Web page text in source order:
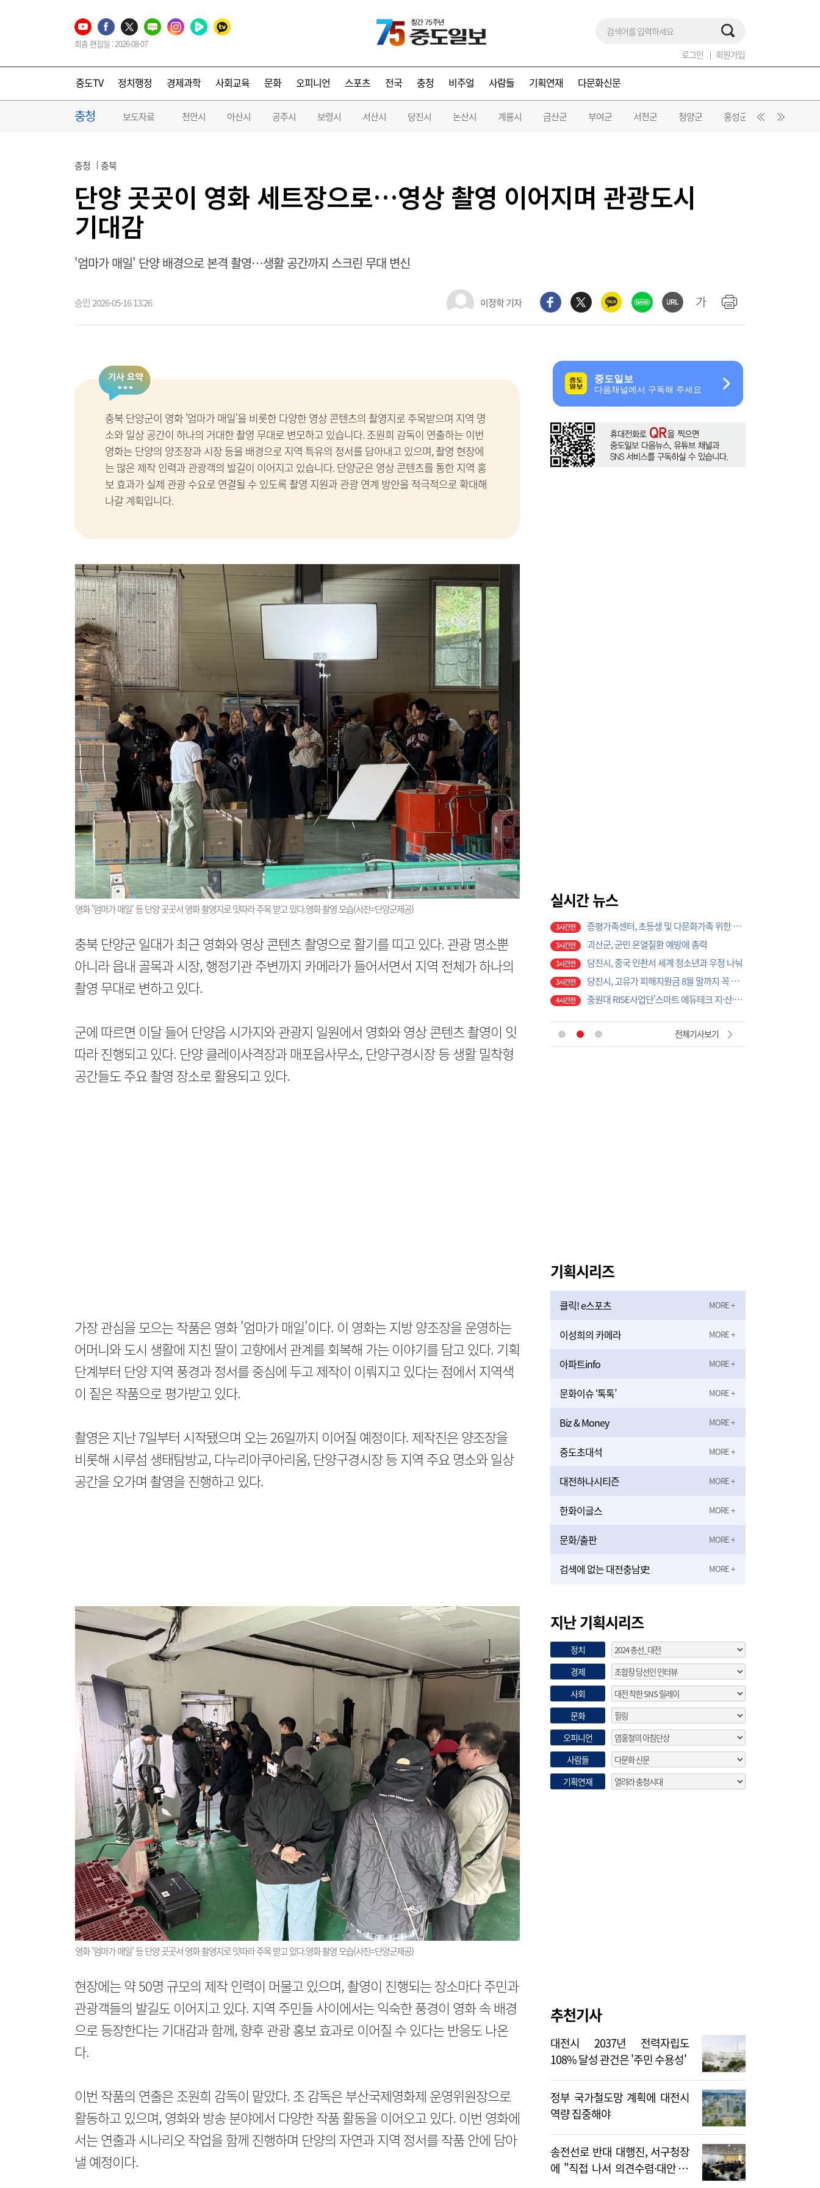
최종 편집일 : 2026-08-07
로그인 회원가입
중도TV 정치행정 경제과학 사회교육 문화 오피니언 스포츠 전국 충청 비주얼 사람들 기획연재 다문화신문
충청 보도자료 천안시 아산시 공주시 보령시 서산시 당진시 논산시 계룡시 금산군 부여군 서천군 청양군 홍성군 예산군
충청 충북
단양 곳곳이 영화 세트장으로…영상 촬영 이어지며 관광도시
기대감
'엄마가 매일' 단양 배경으로 본격 촬영…생활 공간까지 스크린 무대 변신
승인 2026-05-16 13:26 이정학 기자
충북 단양군이 영화 '엄마가 매일'을 비롯한 다양한 영상 콘텐츠의 촬영지로 주목받으며 지역 명
소와 일상 공간이 하나의 거대한 촬영 무대로 변모하고 있습니다. 조원희 감독이 연출하는 이번
영화는 단양의 양조장과 시장 등을 배경으로 지역 특유의 정서를 담아내고 있으며, 촬영 현장에
는 많은 제작 인력과 관광객의 발길이 이어지고 있습니다. 단양군은 영상 콘텐츠를 통한 지역 홍
보 효과가 실제 관광 수요로 연결될 수 있도록 촬영 지원과 관광 연계 방안을 적극적으로 확대해
나갈 계획입니다.
영화 '엄마가 매일' 등 단양 곳곳서 영화 촬영지로 잇따라 주목 받고 있다.영화 촬영 모습(사진=단양군제공)
충북 단양군 일대가 최근 영화와 영상 콘텐츠 촬영으로 활기를 띠고 있다. 관광 명소뿐
아니라 읍내 골목과 시장, 행정기관 주변까지 카메라가 들어서면서 지역 전체가 하나의
촬영 무대로 변하고 있다.
군에 따르면 이달 들어 단양읍 시가지와 관광지 일원에서 영화와 영상 콘텐츠 촬영이 잇
따라 진행되고 있다. 단양 클레이사격장과 매포읍사무소, 단양구경시장 등 생활 밀착형
공간들도 주요 촬영 장소로 활용되고 있다.
가장 관심을 모으는 작품은 영화 '엄마가 매일'이다. 이 영화는 지방 양조장을 운영하는
어머니와 도시 생활에 지친 딸이 고향에서 관계를 회복해 가는 이야기를 담고 있다. 기획
단계부터 단양 지역 풍경과 정서를 중심에 두고 제작이 이뤄지고 있다는 점에서 지역색
이 짙은 작품으로 평가받고 있다.
촬영은 지난 7일부터 시작됐으며 오는 26일까지 이어질 예정이다. 제작진은 양조장을
비롯해 시루섬 생태탐방교, 다누리아쿠아리움, 단양구경시장 등 지역 주요 명소와 일상
공간을 오가며 촬영을 진행하고 있다.
영화 '엄마가 매일' 등 단양 곳곳서 영화 촬영지로 잇따라 주목 받고 있다.영화 촬영 모습(사진=단양군제공)
현장에는 약 50명 규모의 제작 인력이 머물고 있으며, 촬영이 진행되는 장소마다 주민과
관광객들의 발길도 이어지고 있다. 지역 주민들 사이에서는 익숙한 풍경이 영화 속 배경
으로 등장한다는 기대감과 함께, 향후 관광 홍보 효과로 이어질 수 있다는 반응도 나온
다.
이번 작품의 연출은 조원희 감독이 맡았다. 조 감독은 부산국제영화제 운영위원장으로
활동하고 있으며, 영화와 방송 분야에서 다양한 작품 활동을 이어오고 있다. 이번 영화에
서는 연출과 시나리오 작업을 함께 진행하며 단양의 자연과 지역 정서를 작품 안에 담아
낼 예정이다.
실시간 뉴스
3시간전
괴산군, 군민 온열질환 예방에 총력
3시간전 당진시, 중국 인촨서 세계 청소년과 우정 나눠
3시간전
4시간전 중원대 RISE사업단'스마트 에듀테크 지·산·관·학 협력 워크숍
4시간전 예산교육지원청, 방학 돌봄 프로그램 마무리…체험·영어캠프로 교육 만족도 높여
9시간전 [현장에서 만난 사람]세계 최대 반도체 공정 장비 제조 기업 ASML 한종호 매니저
42분전 '위안부' 기림절, 세종서 만난다… 역사의 아픔 치유, '평화의 장'
52분전
전체기사보기
기획시리즈
클릭! e스포츠
이성희의 카메라
아파트info
문화이슈 ‘톡톡’
Biz & Money
중도초대석
대전하나시티즌
한화이글스
문화/출판
검색에 없는 대전충남史
지난 기획시리즈
정치
경제
사회
문화
오피니언
사람들
기획연재
추천기사
대전시 2037년 전력자립도
108% 달성 관건은 '주민 수용성'
정부 국가철도망 계획에 대전시
역량 집중해야
송전선로 반대 대행진, 서구청장
에 "직접 나서 의견수렴·대안 제